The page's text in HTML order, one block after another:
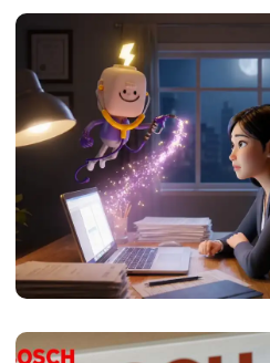
輝瑞香港 | Pixar
傳動畫
3D 動畫與吉祥物設計 廣